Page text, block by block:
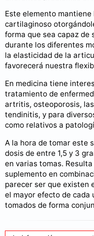
Este elemento
cartilaginoso
forma que sea capaz
durante los diferentes
la elasticidad de la
favorecerá nuestra
En medicina tiene
tratamiento de
artritis, osteoporosis,
tendinitis, y para
como relativos a
A la hora de tomar este
dosis de entre 1,5 y 3
en varias tomas.
suplemento en
parecer ser que existen
el mayor efecto de cada
tomados de forma